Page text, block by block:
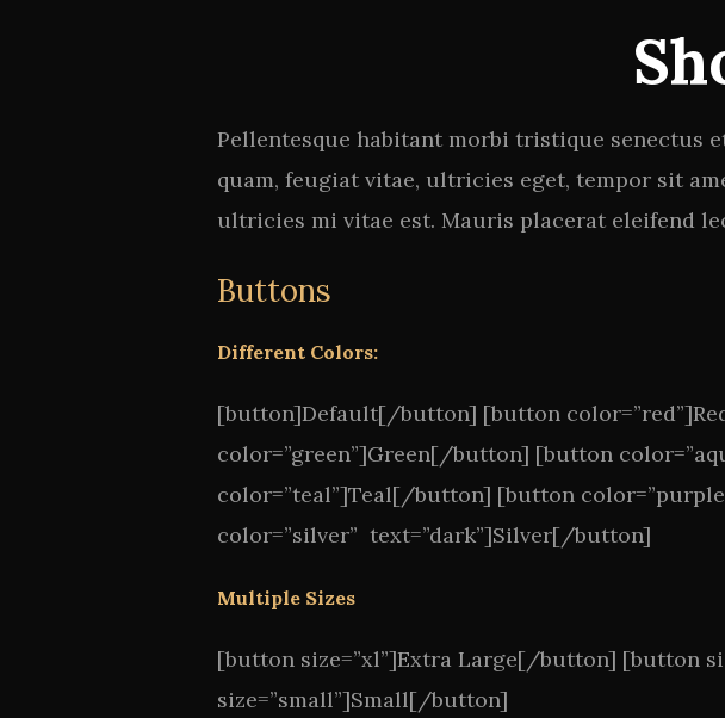
Pellentesque habitant morbi tristique senectus
quam, feugiat vitae, ultricies eget, tempor sit
ultricies mi vitae est. Mauris placerat eleifend
Buttons
Different Colors:
[button]Default[/button] [button
color=”green”]Green[/button] [button
color=”teal”]Teal[/button] [button
color=”silver” text=”dark”]Silver[/button]
Multiple Sizes
[button size=”xl”]Extra Large[/button] [button
size=”small”]Small[/button]